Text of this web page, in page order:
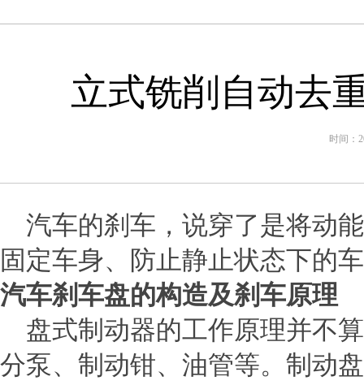
立式铣削自动去
时间：
汽车的刹车，说穿了是将动
固定车身、防止静止状态下的
汽车刹车盘的构造及刹车原理
盘式制动器的工作原理并不
分泵、制动钳、油管等。制动